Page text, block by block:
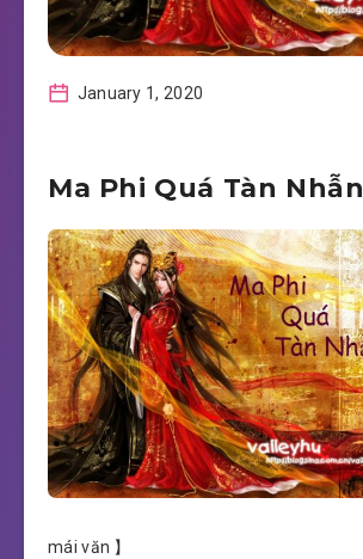
January 1, 2020
Ma Phi Quá Tàn Nhẫn
mái văn 】